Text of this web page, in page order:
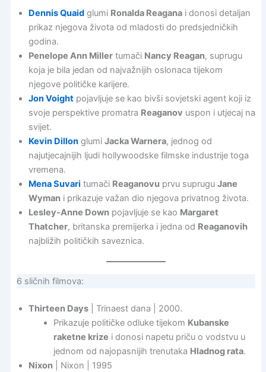
Dennis Quaidglumi Ronalda Reaganai donosi detaljan
prikaz njegova života od mladosti do predsjedničkih
godina.
Penelope Ann Millertumači Nancy Reagan, suprugu
koja je bila jedan od najvažnijih oslonaca tijekom
njegove političke karijere.
Jon Voightpojavljuje se kao bivši sovjetski agent koji iz
svoje perspektive promatra Reaganov uspon i utjecaj na
svijet.
Kevin Dillonglumi Jacka Warnera, jednog od
najutjecajnijih ljudi hollywoodske filmske industrije toga
vremena.
Mena Suvari tumači Reaganovu prvu suprugu Jane
Wymani prikazuje važan dio njegova privatnog života.
Lesley-Anne Downpojavljuje se kao Margaret
Thatcher, britanska premijerka i jedna od Reaganovih
najbližih političkih saveznica.
6 sličnih filmova:
Thirteen Days| Trinaest dana | 2000.
Prikazuje političke odluke tijekom Kubanske
raketne krize i donosi napetu priču o vodstvu u
jednom od najopasnijih trenutaka Hladnog rata.
Nixon| Nixon | 1995